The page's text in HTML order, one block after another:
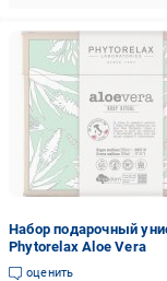
Набор подарочный
Phytorelax Aloe Vera
оценить